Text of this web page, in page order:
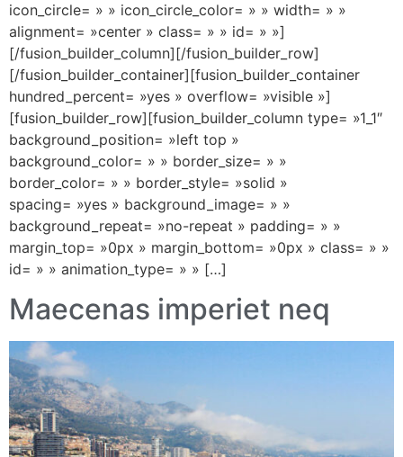
icon_circle= » » icon_circle_color= » » width= » »
alignment= »center » class= » » id= » »]
[/fusion_builder_column][/fusion_builder_row]
[/fusion_builder_container][fusion_builder_container
hundred_percent= »yes » overflow= »visible »]
[fusion_builder_row][fusion_builder_column type= »1_1″
background_position= »left top »
background_color= » » border_size= » »
border_color= » » border_style= »solid »
spacing= »yes » background_image= » »
background_repeat= »no-repeat » padding= » »
margin_top= »0px » margin_bottom= »0px » class= » »
id= » » animation_type= » » […]
Maecenas imperiet neq